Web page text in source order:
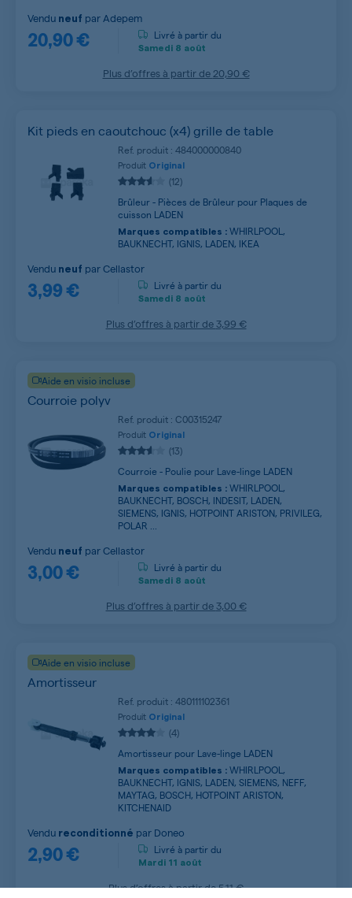
20,90 €
Vendu neuf par Adepem
Livré à partir du
Samedi 8 août
Plus d’offres à partir de 20,90 €
Kit pieds en caoutchouc (x4) grille de table
Ref. produit : 484000000840
Produit Original
(12)
Brûleur - Pièces de Brûleur pour Plaques de
cuisson LADEN
Marques compatibles : WHIRLPOOL,
BAUKNECHT, IGNIS, LADEN, IKEA
3,99 €
Vendu neuf parCellastor
Livré à partir du
Samedi 8 août
Plus d’offres à partir de 3,99 €
Aide en visio incluse
Courroie polyv
Ref. produit : C00315247
Produit Original
(13)
Courroie - Poulie pour Lave-linge LADEN
Marques compatibles : WHIRLPOOL,
BAUKNECHT, BOSCH, INDESIT, LADEN,
SIEMENS, IGNIS, HOTPOINT ARISTON, PRIVILEG,
POLAR ...
3,00 €
Vendu neuf parCellastor
Livré à partir du
Samedi 8 août
Plus d’offres à partir de 3,00 €
Aide en visio incluse
Amortisseur
Ref. produit : 480111102361
Produit Original
(4)
Amortisseur pour Lave-linge LADEN
Marques compatibles : WHIRLPOOL,
BAUKNECHT, IGNIS, LADEN, SIEMENS, NEFF,
MAYTAG, BOSCH, HOTPOINT ARISTON,
KITCHENAID
2,90 €
Vendu reconditionné par Doneo
Livré à partir du
Mardi 11 août
Plus d’offres à partir de5,11 €